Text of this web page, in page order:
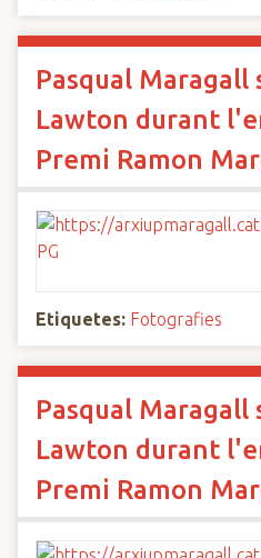
Pasqual Maragall
Lawton durant
Premi Ramon
Etiquetes: Fotografies
Pasqual Maragall
Lawton durant
Premi Ramon